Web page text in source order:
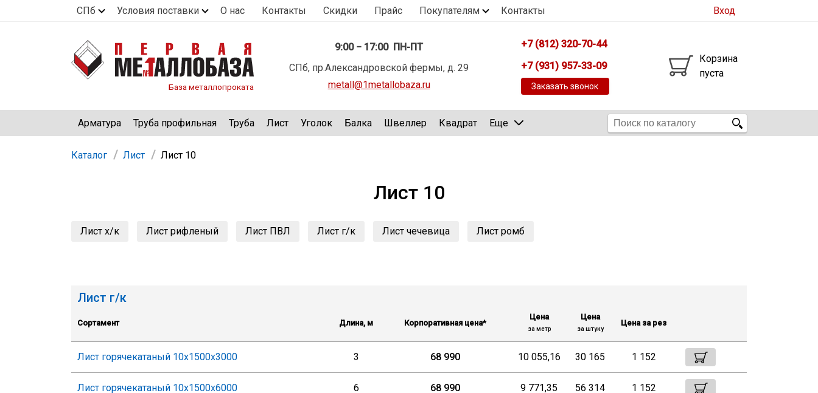
СПб Условия поставки О нас Контакты Скидки Прайс Покупателям Контакты Вход
База металлопроката
9:00 − 17:00 ПН-ПТ
СПб, пр.Александровской фермы, д. 29
metall@1metallobaza.ru
+7 (812) 320-70-44
+7 (931) 957-33-09
Заказать звонок
Корзина
пуста
Арматура Труба профильная Труба Лист Уголок Балка Швеллер Квадрат Еще
Каталог Лист Лист 10
Лист 10
Лист х/к Лист рифленый Лист ПВЛ Лист г/к Лист чечевица Лист ромб
Лист г/к
Сортамент Длина, м Корпоративная цена*
Цена
за метр
Цена
за штуку
Цена за рез
Лист горячекатаный 10х1500х3000 3 68 990 10 055,16 30 165 1 152
Лист горячекатаный 10х1500х6000 6 68 990 9 771,35 56 314 1 152